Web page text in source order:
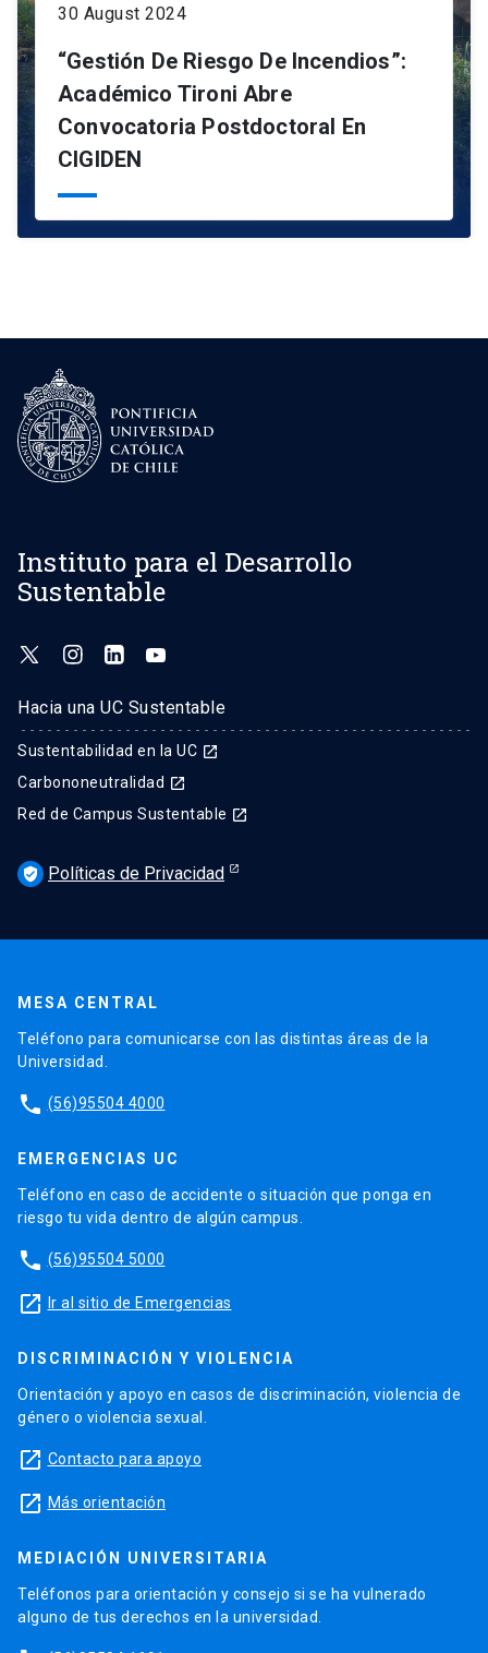
30 August 2024
“Gestión De Riesgo De Incendios”:
Académico Tironi Abre
Convocatoria Postdoctoral En
CIGIDEN
Instituto para el Desarrollo
Sustentable
Hacia una UC Sustentable
Sustentabilidad en la UC launch
Carbononeutralidad launch
Red de Campus Sustentable launch
verified_user Políticas de Privacidad
MESA CENTRAL
Teléfono para comunicarse con las distintas áreas de la
Universidad.
phone (56)95504 4000
EMERGENCIAS UC
Teléfono en caso de accidente o situación que ponga en
riesgo tu vida dentro de algún campus.
phone (56)95504 5000
launch Ir al sitio de Emergencias
DISCRIMINACIÓN Y VIOLENCIA
Orientación y apoyo en casos de discriminación, violencia de
género o violencia sexual.
launch Contacto para apoyo
launch Más orientación
MEDIACIÓN UNIVERSITARIA
Teléfonos para orientación y consejo si se ha vulnerado
alguno de tus derechos en la universidad.